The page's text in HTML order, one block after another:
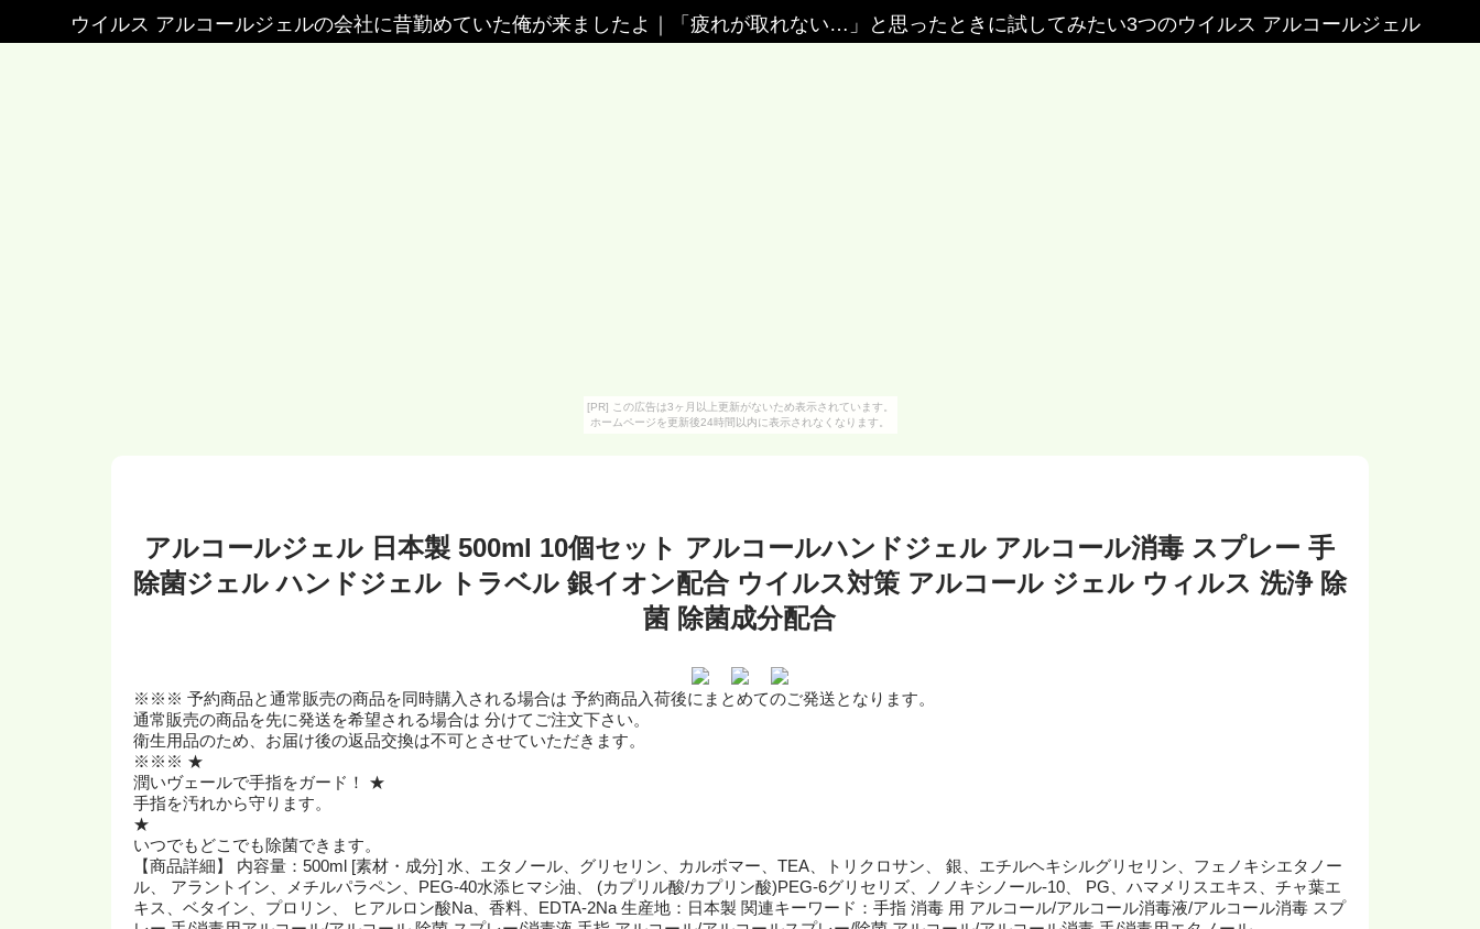
[PR] この広告は3ヶ月以上更新がないため表示されています。
ホームページを更新後24時間以内に表示されなくなります。
ウイルス アルコールジェルの会社に昔勤めていた俺が来ましたよ 「疲れが取れない…」と思ったときに試してみたい3つのウイルス アルコールジェル
アルコールジェル 日本製 500ml 10個セット アルコールハンドジェル アルコール消毒 スプレー 手
除菌ジェル ハンドジェル トラベル 銀イオン配合 ウイルス対策 アルコール ジェル ウィルス 洗浄 除
菌 除菌成分配合
※※※ 予約商品と通常販売の商品を同時購入される場合は 予約商品入荷後にまとめてのご発送となります。
通常販売の商品を先に発送を希望される場合は 分けてご注文下さい。
衛生用品のため、お届け後の返品交換は不可とさせていただきます。
※※※ ★
潤いヴェールで手指をガード！ ★
手指を汚れから守ります。
★
いつでもどこでも除菌できます。
【商品詳細】 内容量：500ml [素材・成分] 水、エタノール、グリセリン、カルボマー、TEA、トリクロサン、 銀、エチルヘキシルグリセリン、フェノキシエタノー
ル、 アラントイン、メチルパラペン、PEG-40水添ヒマシ油、 (カプリル酸/カプリン酸)PEG-6グリセリズ、ノノキシノール-10、 PG、ハマメリスエキス、チャ葉エ
キス、ベタイン、プロリン、 ヒアルロン酸Na、香料、EDTA-2Na 生産地：日本製 関連キーワード：手指 消毒 用 アルコール/アルコール消毒液/アルコール消毒 スプ